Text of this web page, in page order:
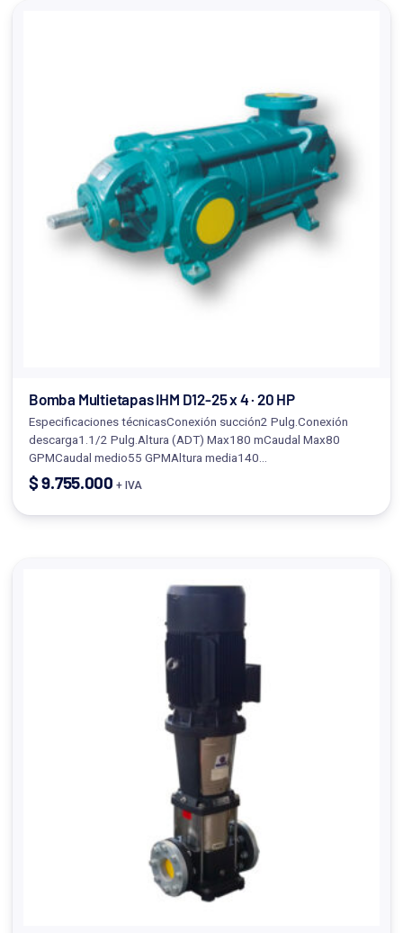
Bomba Multietapas IHM D12-25 x 4 · 20 HP
Especificaciones técnicasConexión succión2 Pulg.Conexión
descarga1.1/2 Pulg.Altura (ADT) Max180 mCaudal Max80
GPMCaudal medio55 GPMAltura media140…
$9.755.000 + IVA